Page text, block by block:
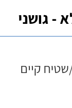
- גושני
קיים